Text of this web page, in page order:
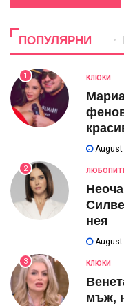
ПОПУЛЯРНИ
1 КЛЮКИ
August
2
нея
August
3 КЛЮКИ
мъж,